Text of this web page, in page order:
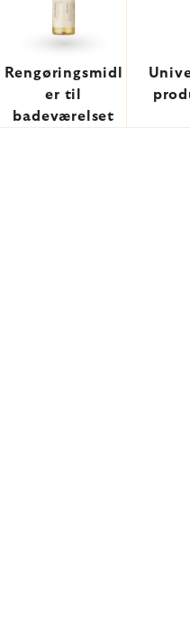
Rengøringsmidl
er til
badeværelset